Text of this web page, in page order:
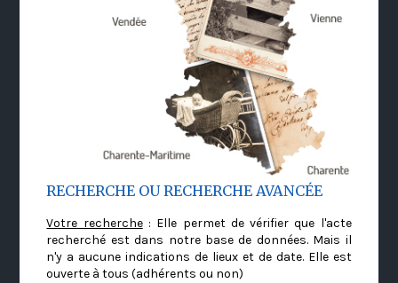
RECHERCHE OU RECHERCHE AVANCÉE
Votre recherche: Elle permet de vérifier que l'acte
recherché est dans notre base de données. Mais il
n'y a aucune indications de lieux et de date. Elle est
ouverte à tous (adhérents ou non)